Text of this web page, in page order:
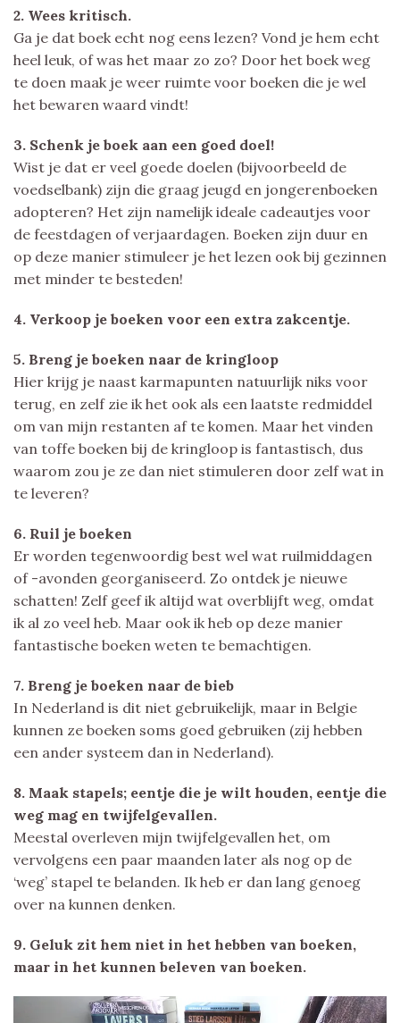
2. Wees kritisch.
Ga je dat boek echt nog eens lezen? Vond je hem echt
heel leuk, of was het maar zo zo? Door het boek weg
te doen maak je weer ruimte voor boeken die je wel
het bewaren waard vindt!
3. Schenk je boek aan een goed doel!
Wist je dat er veel goede doelen (bijvoorbeeld de
voedselbank) zijn die graag jeugd en jongerenboeken
adopteren? Het zijn namelijk ideale cadeautjes voor
de feestdagen of verjaardagen. Boeken zijn duur en
op deze manier stimuleer je het lezen ook bij gezinnen
met minder te besteden!
4. Verkoop je boeken voor een extra zakcentje.
5. Breng je boeken naar de kringloop
Hier krijg je naast karmapunten natuurlijk niks voor
terug, en zelf zie ik het ook als een laatste redmiddel
om van mijn restanten af te komen. Maar het vinden
van toffe boeken bij de kringloop is fantastisch, dus
waarom zou je ze dan niet stimuleren door zelf wat in
te leveren?
6. Ruil je boeken
Er worden tegenwoordig best wel wat ruilmiddagen
of -avonden georganiseerd. Zo ontdek je nieuwe
schatten! Zelf geef ik altijd wat overblijft weg, omdat
ik al zo veel heb. Maar ook ik heb op deze manier
fantastische boeken weten te bemachtigen.
7. Breng je boeken naar de bieb
In Nederland is dit niet gebruikelijk, maar in Belgie
kunnen ze boeken soms goed gebruiken (zij hebben
een ander systeem dan in Nederland).
8. Maak stapels; eentje die je wilt houden, eentje die
weg mag en twijfelgevallen.
Meestal overleven mijn twijfelgevallen het, om
vervolgens een paar maanden later als nog op de
‘weg’ stapel te belanden. Ik heb er dan lang genoeg
over na kunnen denken.
9. Geluk zit hem niet in het hebben van boeken,
maar in het kunnen beleven van boeken.